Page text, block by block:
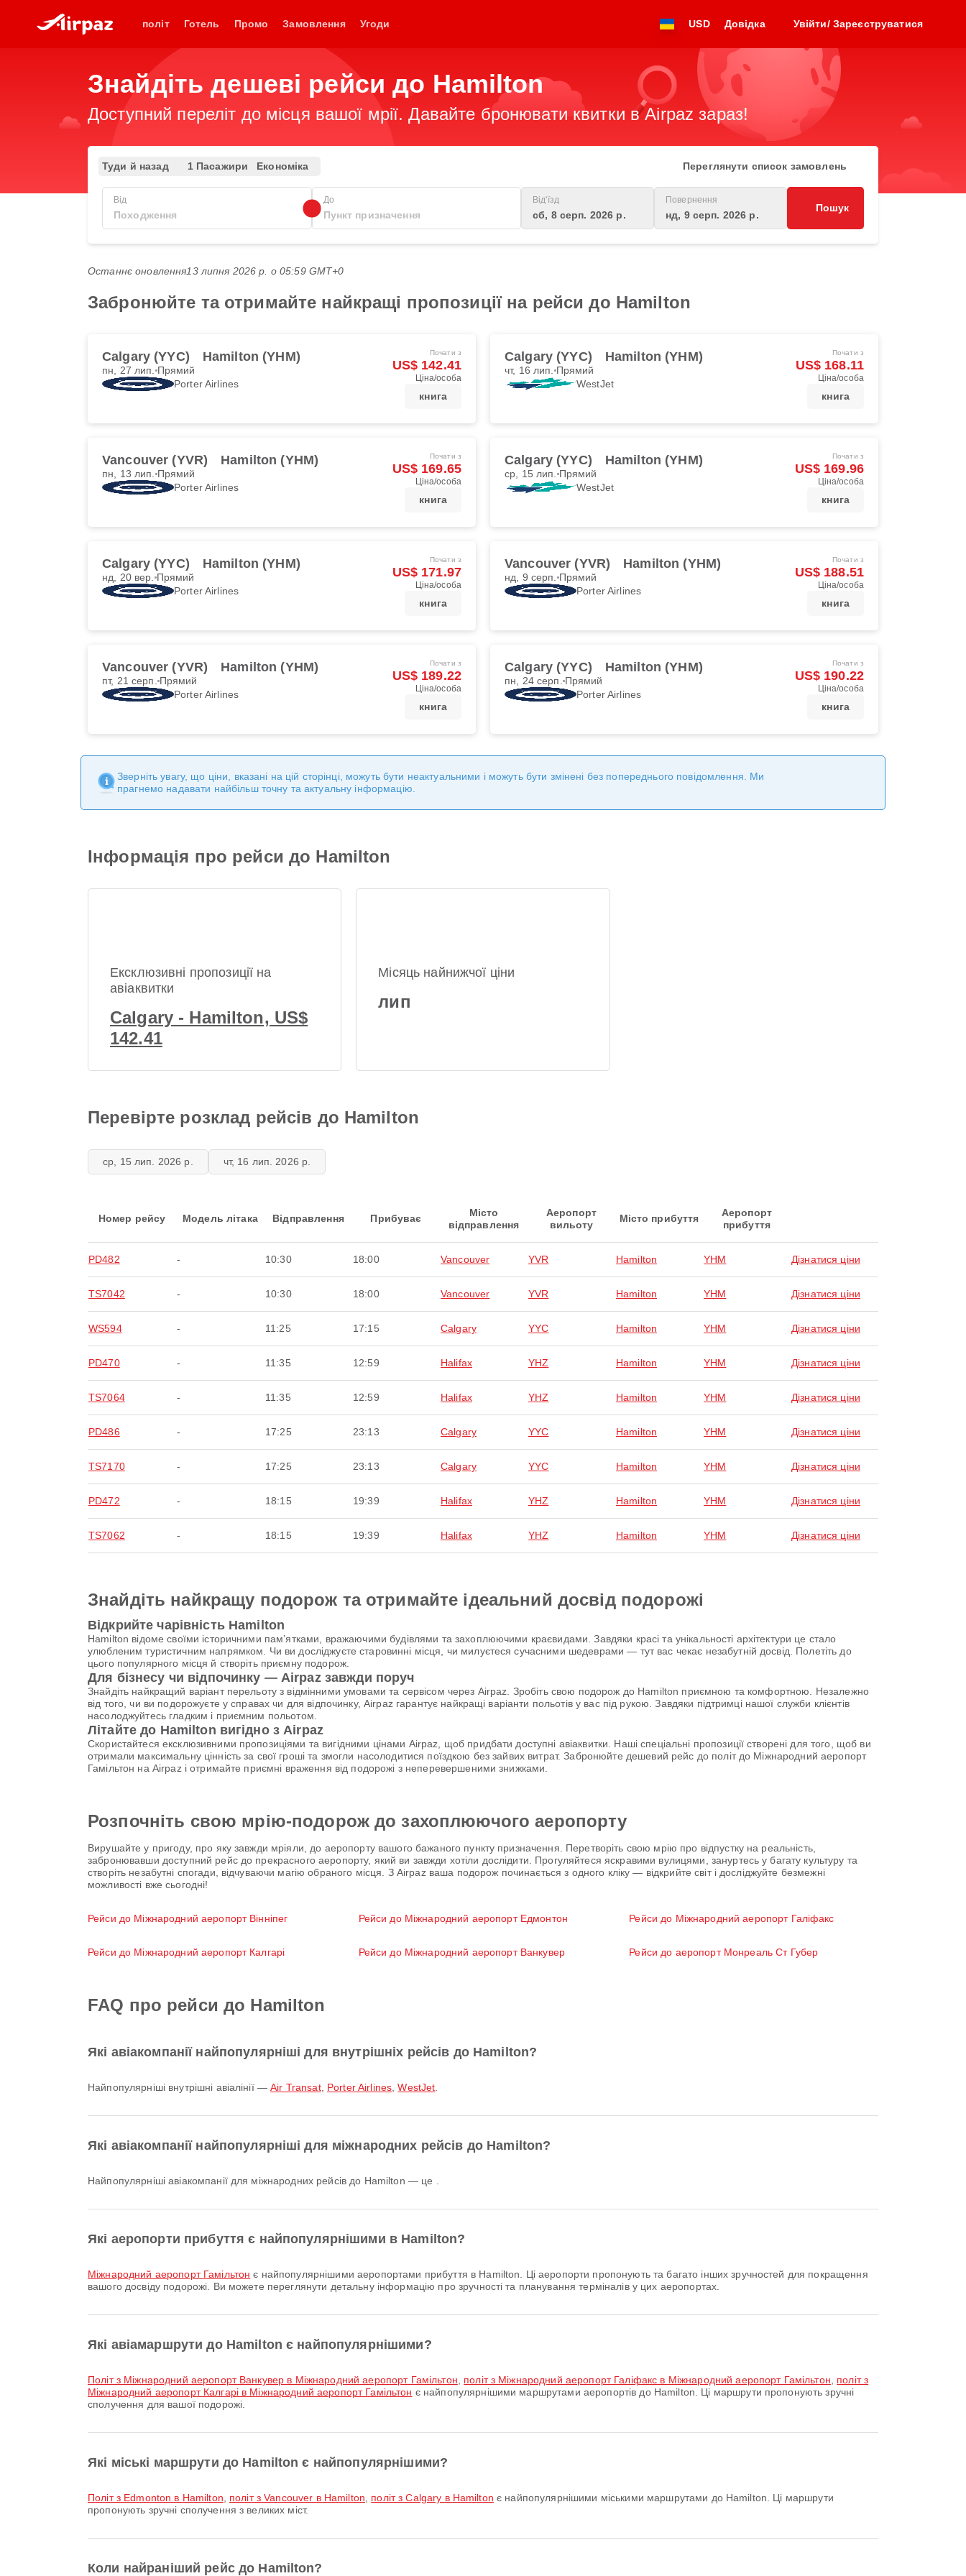
політ Готель Промо Замовлення Угоди USD Довідка Увійти/ Зареєструватися
Знайдіть дешеві рейси до Hamilton
Доступний переліт до місця вашої мрії. Давайте бронювати квитки в Airpaz зараз!
Туди й назад 1 Пасажири Економіка Переглянути список замовлень
Від До Від'їзд
сб, 8 серп. 2026 р.
Повернення
нд, 9 серп. 2026 р.
Пошук
Останнє оновлення13 липня 2026 р. о 05:59 GMT+0
Забронюйте та отримайте найкращі пропозиції на рейси до Hamilton
Calgary (YYC) Hamilton (YHM)
пн, 27 лип. Прямий
Porter Airlines
Почати з
US$ 142.41
Ціна/особа
книга
Calgary (YYC) Hamilton (YHM)
чт, 16 лип. Прямий
WestJet
Почати з
US$ 168.11
Ціна/особа
книга
Vancouver (YVR) Hamilton (YHM)
пн, 13 лип. Прямий
Porter Airlines
Почати з
US$ 169.65
Ціна/особа
книга
Calgary (YYC) Hamilton (YHM)
ср, 15 лип. Прямий
WestJet
Почати з
US$ 169.96
Ціна/особа
книга
Calgary (YYC) Hamilton (YHM)
нд, 20 вер. Прямий
Porter Airlines
Почати з
US$ 171.97
Ціна/особа
книга
Vancouver (YVR) Hamilton (YHM)
нд, 9 серп. Прямий
Porter Airlines
Почати з
US$ 188.51
Ціна/особа
книга
Vancouver (YVR) Hamilton (YHM)
пт, 21 серп. Прямий
Porter Airlines
Почати з
US$ 189.22
Ціна/особа
книга
Calgary (YYC) Hamilton (YHM)
пн, 24 серп. Прямий
Porter Airlines
Почати з
US$ 190.22
Ціна/особа
книга
Зверніть увагу, що ціни, вказані на цій сторінці, можуть бути неактуальними і можуть бути змінені без попереднього повідомлення. Ми
прагнемо надавати найбільш точну та актуальну інформацію.
Інформація про рейси до Hamilton
Ексклюзивні пропозиції на
авіаквитки
Calgary - Hamilton, US$
142.41
Місяць найнижчої ціни
лип
Перевірте розклад рейсів до Hamilton
ср, 15 лип. 2026 р. чт, 16 лип. 2026 р.
Номер рейсу Модель літака Відправлення Прибуває
Місто
відправлення
Аеропорт
вильоту
Місто прибуття
Аеропорт
прибуття
PD482 - 10:30 18:00 Vancouver YVR Hamilton YHM Дізнатися ціни
TS7042 - 10:30 18:00 Vancouver YVR Hamilton YHM Дізнатися ціни
WS594 - 11:25 17:15 Calgary YYC Hamilton YHM Дізнатися ціни
PD470 - 11:35 12:59 Halifax YHZ Hamilton YHM Дізнатися ціни
TS7064 - 11:35 12:59 Halifax YHZ Hamilton YHM Дізнатися ціни
PD486 - 17:25 23:13 Calgary YYC Hamilton YHM Дізнатися ціни
TS7170 - 17:25 23:13 Calgary YYC Hamilton YHM Дізнатися ціни
PD472 - 18:15 19:39 Halifax YHZ Hamilton YHM Дізнатися ціни
TS7062 - 18:15 19:39 Halifax YHZ Hamilton YHM Дізнатися ціни
Знайдіть найкращу подорож та отримайте ідеальний досвід подорожі
Відкрийте чарівність Hamilton
Hamilton відоме своїми історичними пам’ятками, вражаючими будівлями та захоплюючими краєвидами. Завдяки красі та унікальності архітектури це стало
улюбленим туристичним напрямком. Чи ви досліджуєте старовинні місця, чи милуєтеся сучасними шедеврами — тут вас чекає незабутній досвід. Полетіть до
цього популярного місця й створіть приємну подорож.
Для бізнесу чи відпочинку — Airpaz завжди поруч
Знайдіть найкращий варіант перельоту з відмінними умовами та сервісом через Airpaz. Зробіть свою подорож до Hamilton приємною та комфортною. Незалежно
від того, чи ви подорожуєте у справах чи для відпочинку, Airpaz гарантує найкращі варіанти польотів у вас під рукою. Завдяки підтримці нашої служби клієнтів
насолоджуйтесь гладким і приємним польотом.
Літайте до Hamilton вигідно з Airpaz
Скористайтеся ексклюзивними пропозиціями та вигідними цінами Airpaz, щоб придбати доступні авіаквитки. Наші спеціальні пропозиції створені для того, щоб ви
отримали максимальну цінність за свої гроші та змогли насолодитися поїздкою без зайвих витрат. Забронюйте дешевий рейс до політ до Міжнародний аеропорт
Гамільтон на Airpaz і отримайте приємні враження від подорожі з неперевершеними знижками.
Розпочніть свою мрію-подорож до захоплюючого аеропорту
Вирушайте у пригоду, про яку завжди мріяли, до аеропорту вашого бажаного пункту призначення. Перетворіть свою мрію про відпустку на реальність,
забронювавши доступний рейс до прекрасного аеропорту, який ви завжди хотіли дослідити. Прогуляйтеся яскравими вулицями, зануртесь у багату культуру та
створіть незабутні спогади, відчуваючи магію обраного місця. З Airpaz ваша подорож починається з одного кліку — відкрийте світ і досліджуйте безмежні
можливості вже сьогодні!
Рейси до Міжнародний аеропорт Вінніпег Рейси до Міжнародний аеропорт Едмонтон Рейси до Міжнародний аеропорт Галіфакс
Рейси до Міжнародний аеропорт Калгарі Рейси до Міжнародний аеропорт Ванкувер Рейси до аеропорт Монреаль Ст Губер
FAQ про рейси до Hamilton
Які авіакомпанії найпопулярніші для внутрішніх рейсів до Hamilton?
Найпопулярніші внутрішні авіалінії —Air Transat, Porter Airlines ,WestJet
Які авіакомпанії найпопулярніші для міжнародних рейсів до Hamilton?
Найпопулярніші авіакомпанії для міжнародних рейсів до Hamilton — це .
Які аеропорти прибуття є найпопулярнішими в Hamilton?
Міжнародний аеропорт Гамільтон є найпопулярнішими аеропортами прибуття в Hamilton. Ці аеропорти пропонують та багато інших зручностей для покращення
вашого досвіду подорожі. Ви можете переглянути детальну інформацію про зручності та планування терміналів у цих аеропортах.
Які авіамаршрути до Hamilton є найпопулярнішими?
політ з Міжнародний аеропорт Ванкувер в Міжнародний аеропорт Гамільтон політ з Міжнародний аеропорт Галіфакс в Міжнародний аеропорт Гамільтон
політ з
Міжнародний аеропорт Калгарі в Міжнародний аеропорт Гамільтон є найпопулярнішими маршрутами аеропортів до Hamilton. Ці маршрути пропонують зручні
сполучення для вашої подорожі.
Які міські маршрути до Hamilton є найпопулярнішими?
політ з Edmonton в Hamilton політ з Vancouver в Hamilton політ з Calgary в Hamilton є найпопулярнішими міськими маршрутами до Hamilton. Ці маршрути
пропонують зручні сполучення з великих міст.
Коли найраніший рейс до Hamilton?